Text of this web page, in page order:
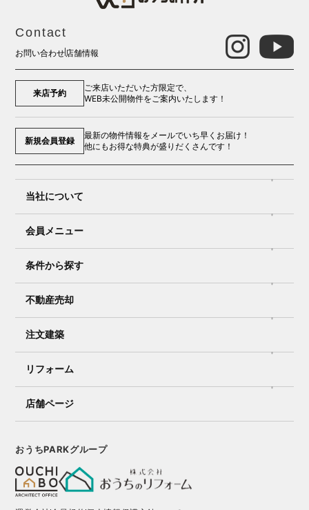
Contact
お問い合わせ店舗情報
来店予約
ご来店いただいた方限定で、
WEB未公開物件をご案内いたします！
新規会員登録
最新の物件情報をメールでいち早くお届け！
他にもお得な特典が盛りだくさんです！
当社について
会員メニュー
条件から探す
不動産売却
注文建築
リフォーム
店舗ページ
おうちPARKグループ